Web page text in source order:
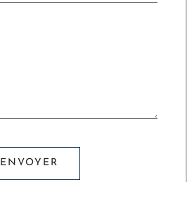
ENVOYER